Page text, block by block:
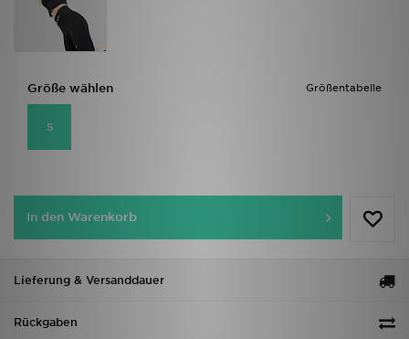
Größentabelle
Größe wählen
S
In den Warenkorb
Lieferung & Versanddauer
Rückgaben
Trending Styles